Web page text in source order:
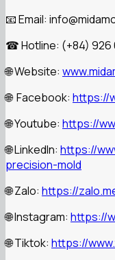
📧 Email:
☎ Hotline: (+84) 926
🌐 Website:
🌐 Facebook: https://
🌐 Youtube: https://
🌐 LinkedIn: https://
precision-mold
🌐 Zalo: https://
🌐 Instagram: https://
🌐 Tiktok: https://